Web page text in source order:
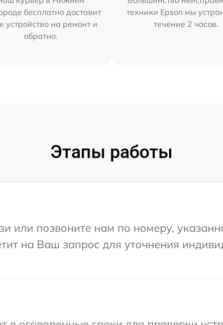
бесплатно доставит
устройство на ремонт и
обратно.
техники Epson мы
течение 2 часов.
Этапы работы
или позвоните нам по номеру,
на Ваш запрос для уточнения